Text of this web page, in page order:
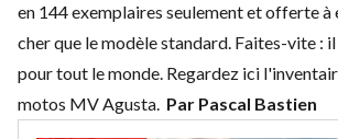
en 144 exemplaires seulement et offerte à
cher que le modèle standard. Faites-vite : il
pour tout le monde. Regardez ici
motos MV Agusta. Par Pascal Bastien